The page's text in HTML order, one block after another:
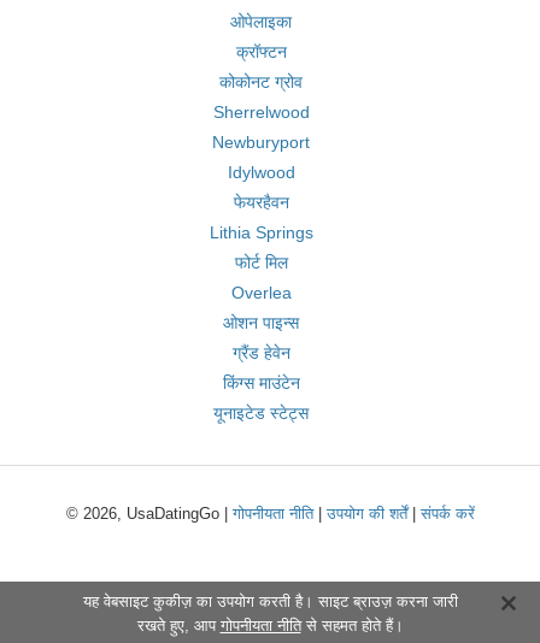
ओपेलाइका
क्रॉफ्टन
कोकोनट ग्रोव
Sherrelwood
Newburyport
Idylwood
फेयरहैवन
Lithia Springs
फोर्ट मिल
Overlea
ओशन पाइन्स
ग्रैंड हेवेन
किंग्स माउंटेन
यूनाइटेड स्टेट्स
© 2026, UsaDatingGo |गोपनीयता नीति|उपयोग की शर्तें|संपर्क करें
यह वेबसाइट कुकीज़ का उपयोग करती है। साइट ब्राउज़ करना जारी
रखते हुए, आप गोपनीयता नीतिसे सहमत होते हैं।